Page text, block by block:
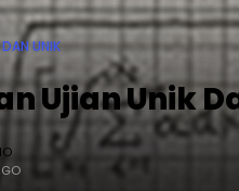
UNIK
Ujian Unik